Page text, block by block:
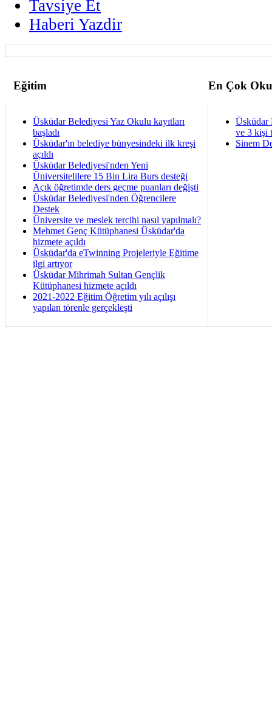
Tavsiye Et
Haberi Yazdir
Eğitim En Çok
Üsküdar Belediyesi Yaz Okulu kayıtları
başladı
Üsküdar'ın belediye bünyesindeki ilk kreşi
açıldı
Üsküdar Belediyesi'nden Yeni
Üniversitelilere 15 Bin Lira Burs desteği
Açık öğretimde ders geçme puanları değişti
Üsküdar Belediyesi'nden Öğrencilere
Destek
Üniversite ve meslek tercihi nasıl yapılmalı?
Mehmet Genç Kütüphanesi Üsküdar'da
hizmete açıldı
Üsküdar'da eTwinning Projeleriyle Eğitime
ilgi artıyor
Üsküdar Mihrimah Sultan Gençlik
Kütüphanesi hizmete açıldı
2021-2022 Eğitim Öğretim yılı açılışı
yapılan törenle gerçekleşti
Üsküdar
ve 3 kişi
Sinem